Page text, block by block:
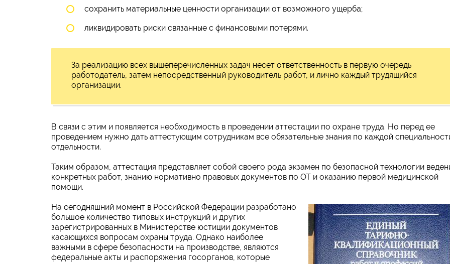
сохранить материальные ценности организации от возможного ущерба;
ликвидировать риски связанные с финансовыми потерями.
За реализацию всех вышеперечисленных задач несет ответственность в первую очередь
работодатель, затем непосредственный руководитель работ, и лично каждый трудящийся
организации.
В связи с этим и появляется необходимость в проведении аттестации по охране труда. Но перед ее
проведением нужно дать аттестующим сотрудникам все обязательные знания по каждой
отдельности.
Таким образом, аттестация представляет собой своего рода экзамен по безопасной технологии
конкретных работ, знанию нормативно правовых документов по ОТ и оказанию первой медицинской
помощи.
На сегодняшний момент в Российской Федерации разработано
большое количество типовых инструкций и других
зарегистрированных в Министерстве юстиции документов
касающихся вопросам охраны труда. Однако наиболее
важными в сфере безопасности на производстве, являются
федеральные акты и распоряжения госорганов, которые